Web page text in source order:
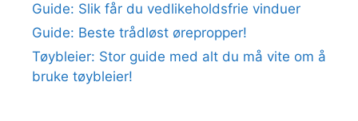
Guide: Slik får du vedlikeholdsfrie vinduer
Guide: Beste trådløst ørepropper!
Tøybleier: Stor guide med alt du må vite om å
bruke tøybleier!